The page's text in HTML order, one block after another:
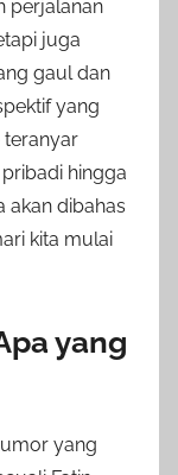
perjalanan
juga
gaul dan
yang
hingga
akan dibahas
kita mulai
yang
yang